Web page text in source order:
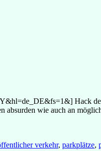
Hack
absurden wie auch an
verkehr, parkplätze,